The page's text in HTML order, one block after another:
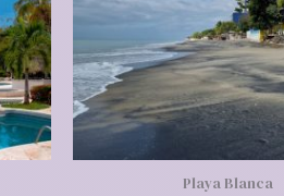
Playa Blanca